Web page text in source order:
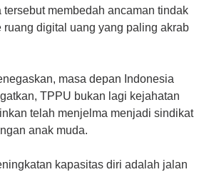
membedah ancaman tindak
digital uang yang paling akrab
masa depan Indonesia
TPPU bukan lagi kejahatan
telah menjelma menjadi sindikat
anak muda.
kapasitas diri adalah jalan